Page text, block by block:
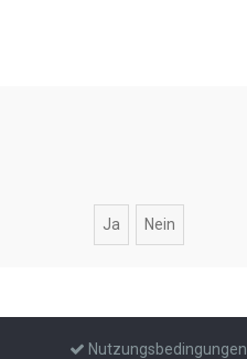
Nutzungsbedingungen